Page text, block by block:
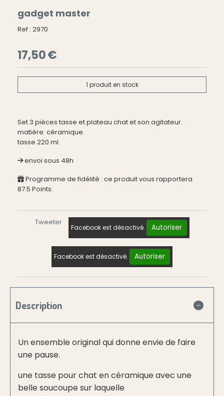
gadget master
Ref : 2970
17,50€
1 produit en stock
Set 3 pièces tasse et plateau chat et son agitateur.
matière: céramique.
tasse 220 ml.
envoi sous 48h
Programme de fidélité : ce produit vous rapportera
87.5 Points.
Tweeter
Facebook est désactivé. Autoriser
Facebook est désactivé. Autoriser
Description
Un ensemble original qui donne envie de faire
une pause.
une tasse pour chat en céramique avec une
belle soucoupe sur laquelle